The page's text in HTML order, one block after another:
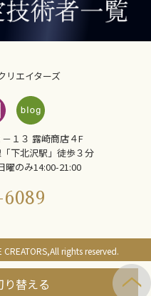
リエイターズ
１３ 露崎商店４F
下北沢駅」徒歩３分
のみ14:00-21:00
rights reserved.
り替える